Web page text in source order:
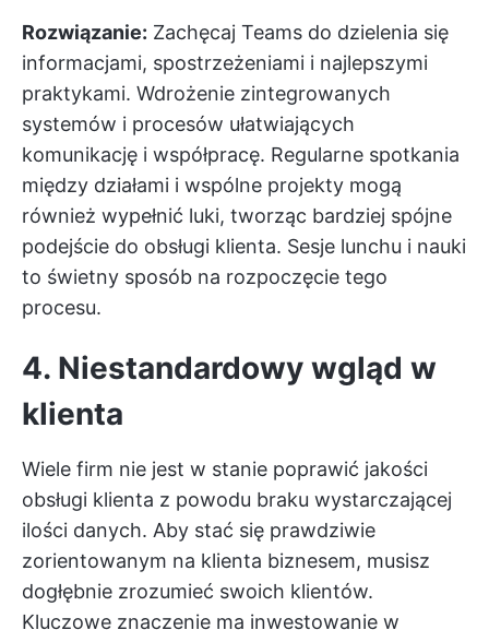
Rozwiązanie: Zachęcaj Teams do dzielenia się
informacjami, spostrzeżeniami i najlepszymi
praktykami. Wdrożenie zintegrowanych
systemów i procesów ułatwiających
komunikację i współpracę. Regularne spotkania
między działami i wspólne projekty mogą
również wypełnić luki, tworząc bardziej spójne
podejście do obsługi klienta. Sesje lunchu i nauki
to świetny sposób na rozpoczęcie tego
procesu.
4. Niestandardowy wgląd w
klienta
Wiele firm nie jest w stanie poprawić jakości
obsługi klienta z powodu braku wystarczającej
ilości danych. Aby stać się prawdziwie
zorientowanym na klienta biznesem, musisz
dogłębnie zrozumieć swoich klientów.
Kluczowe znaczenie ma inwestowanie w